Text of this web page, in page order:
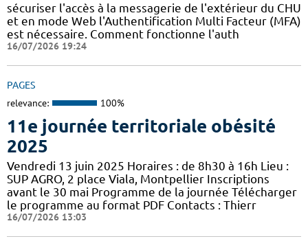
sécuriser l'accès à la messagerie de l'extérieur du CHU
et en mode Web l'Authentification Multi Facteur (MFA)
est nécessaire. Comment fonctionne l'auth
16/07/2026 19:24
PAGES
relevance: 100%
11e journée territoriale obésité
2025
Vendredi 13 juin 2025 Horaires : de 8h30 à 16h Lieu :
SUP AGRO, 2 place Viala, Montpellier Inscriptions
avant le 30 mai Programme de la journée Télécharger
le programme au format PDF Contacts : Thierr
16/07/2026 13:03